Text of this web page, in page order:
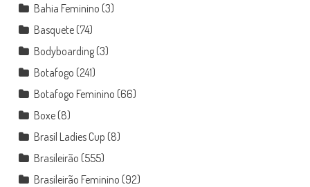
Bahia Feminino (3)
Basquete(74)
Bodyboarding(3)
Botafogo (241)
Botafogo Feminino (66)
Boxe(8)
Brasil Ladies Cup (8)
Brasileirão (555)
Brasileirão Feminino (92)